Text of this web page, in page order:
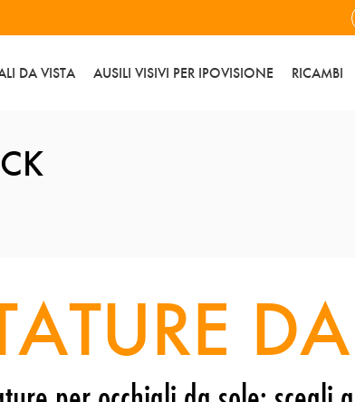
DA VISTA AUSILI VISIVI PER IPOVISIONE RICAMBI